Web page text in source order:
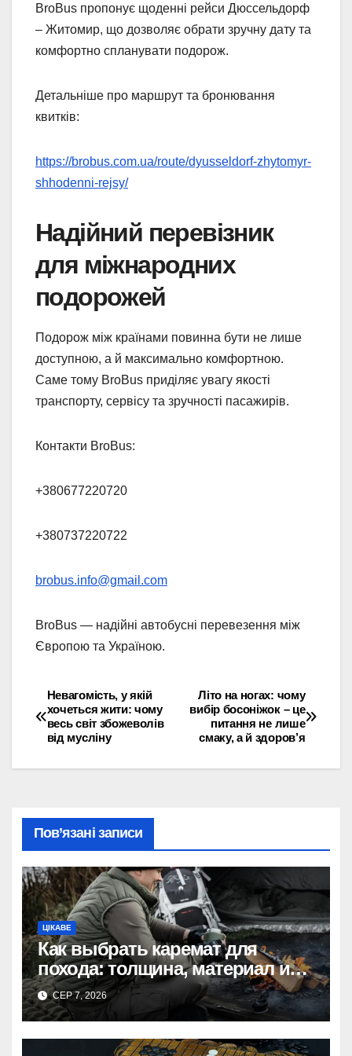
BroBus пропонує щоденні рейси Дюссельдорф
– Житомир, що дозволяє обрати зручну дату та
комфортно спланувати подорож.
Детальніше про маршрут та бронювання
квитків:
https://brobus.com.ua/route/dyusseldorf-zhytomyr-
shhodenni-rejsy/
Надійний перевізник
для міжнародних
подорожей
Подорож між країнами повинна бути не лише
доступною, а й максимально комфортною.
Саме тому BroBus приділяє увагу якості
транспорту, сервісу та зручності пасажирів.
Контакти BroBus:
+380677220720
+380737220722
brobus.info@gmail.com
BroBus — надійні автобусні перевезення між
Європою та Україною.
Навігація
записів
Літо на ногах: чому
вибір босоніжок – це
питання не лише
смаку, а й здоров’я
Невагомість, у якій
хочеться жити: чому
весь світ збожеволів
від мусліну
Пов’язані записи
ЦІКАВЕ
Как выбрать каремат для
похода: толщина, материал и
размер
СЕР 7, 2026